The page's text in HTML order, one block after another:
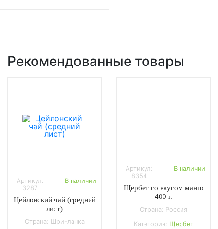
Рекомендованные товары
Артикул:
3287
В наличии
Цейлонский чай (средний
лист)
Страна: Шри-ланка
Артикул:
8354
В наличии
Щербет со вкусом манго
400 г.
Страна: Россия
Категория: Щербет